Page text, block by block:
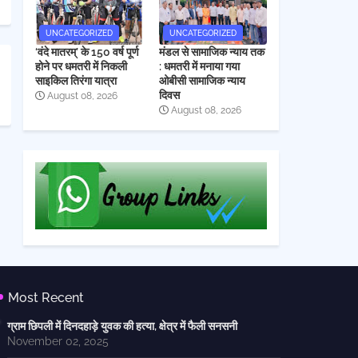
UNCATEGORIZED
‘वंदे मातरम्’ के 150 वर्ष पूर्ण
होने पर धमतरी में निकली
साइकिल तिरंगा यात्रा
August 08, 2026
UNCATEGORIZED
मंडल से सामाजिक न्याय तक
: धमतरी में मनाया गया
ओबीसी सामाजिक न्याय
दिवस
August 08, 2026
Most Recent
ग्राम छिपली में दिनदहाड़े युवक की हत्या, क्षेत्र में फैली सनसनी
November 02, 2025